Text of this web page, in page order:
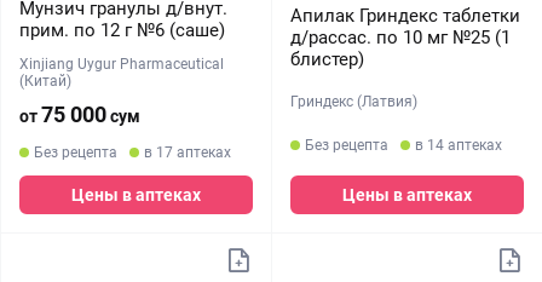
Мунзич гранулы д/внут.
прим. по 12 г №6 (саше)
Xinjiang Uygur Pharmaceutical
(Китай)
от75 000сум
Без рецепта в 17 аптеках
Цены в аптеках
Апилак Гриндекс таблетки
д/рассас. по 10 мг №25 (1
блистер)
Гриндекс (Латвия)
Без рецепта в 14 аптеках
Цены в аптеках